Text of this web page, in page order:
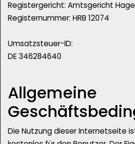
Registergericht: Amtsgericht
Registernummer: HRB 12074
Umsatzsteuer-ID:
DE 346284640
Allgemeine
Die Nutzung dieser Internetseite